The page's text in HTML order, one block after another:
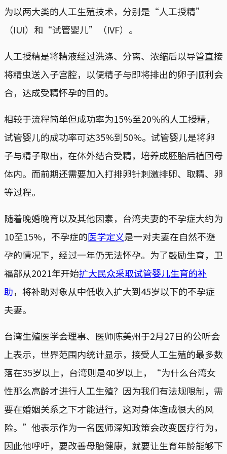
为以两大类的人工生殖技术，分别是“人工授精”
（IUI）和“试管婴儿”（IVF）。
人工授精是将精液经过洗涤、分离、浓缩后以导管直接
将精虫送入子宫腔，以便精子与即将排出的卵子顺利会
合，达成受精怀孕的目的。
相较于流程简单但成功率为15%至20％的人工授精，
试管婴儿的成功率可达35%到50%。试管婴儿是将卵
子与精子取出，在体外结合受精，培养成胚胎后植回母
体内。而前期还需要加入打排卵针刺激排卵、取精、卵
等过程。
随着晚婚晚育以及其他因素，台湾夫妻的不孕症大约为
10至15%，不孕症的医学定义是一对夫妻在自然不避
孕的情况下，经过一年仍无法怀孕。为了鼓励生育，卫
福部从2021年开始扩大民众采取试管婴儿生育的补
助，将补助对象从中低收入扩大到45岁以下的不孕症
夫妻。
台湾生殖医学会理事、医师陈美州于2月27日的公听会
上表示，世界范围内统计显示，接受人工生殖的最多数
落在35岁以上，台湾则是40岁以上，“为什么台湾女
性那么高龄才进行人工生殖？因为我们有法规限制，需
要在婚姻关系之下才能进行，这对身体造成很大的风
险。”他表示作为一名医师深知政策会改变医疗行为，
因此他呼吁，要改善母胎健康，就要让生育年龄能够下